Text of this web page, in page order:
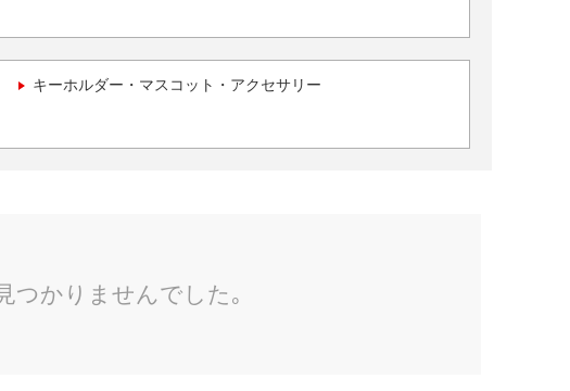
キーホルダー・マスコット・アクセサリー